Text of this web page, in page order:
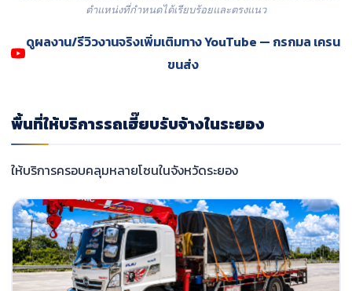
ตำแหน่งที่กำหนดได้เรียบร้อยและตรงแนว
ดูผลงาน/รีวิวงานจริงเพิ่มเติมทาง YouTube — กรกมล เครน
ขนส่ง
พื้นที่ให้บริการรถเฮี๊ยบรับจ้างในระยอง
ให้บริการครอบคลุมหลายโซนในจังหวัดระยอง